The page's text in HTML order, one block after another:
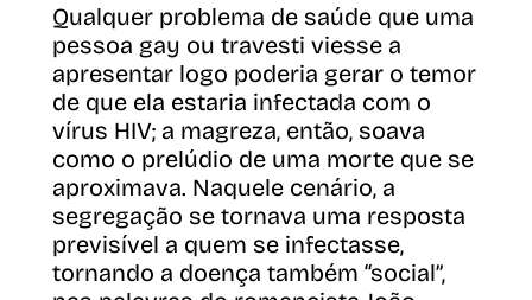
Qualquer problema de saúde que uma
pessoa gay ou travesti viesse a
apresentar logo poderia gerar o temor
de que ela estaria infectada com o
vírus HIV; a magreza, então, soava
como o prelúdio de uma morte que se
aproximava. Naquele cenário, a
segregação se tornava uma resposta
previsível a quem se infectasse,
tornando a doença também “social”,